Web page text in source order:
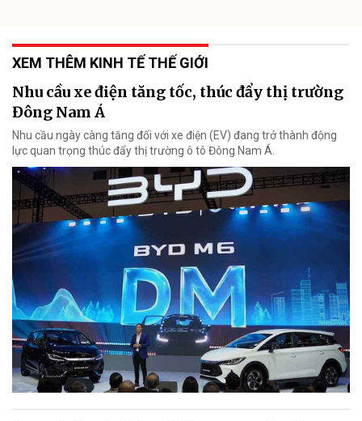
XEM THÊM KINH TẾ THẾ GIỚI
Nhu cầu xe điện tăng tốc, thúc đẩy thị trường
Đông Nam Á
Nhu cầu ngày càng tăng đối với xe điện (EV) đang trở thành động
lực quan trọng thúc đẩy thị trường ô tô Đông Nam Á.